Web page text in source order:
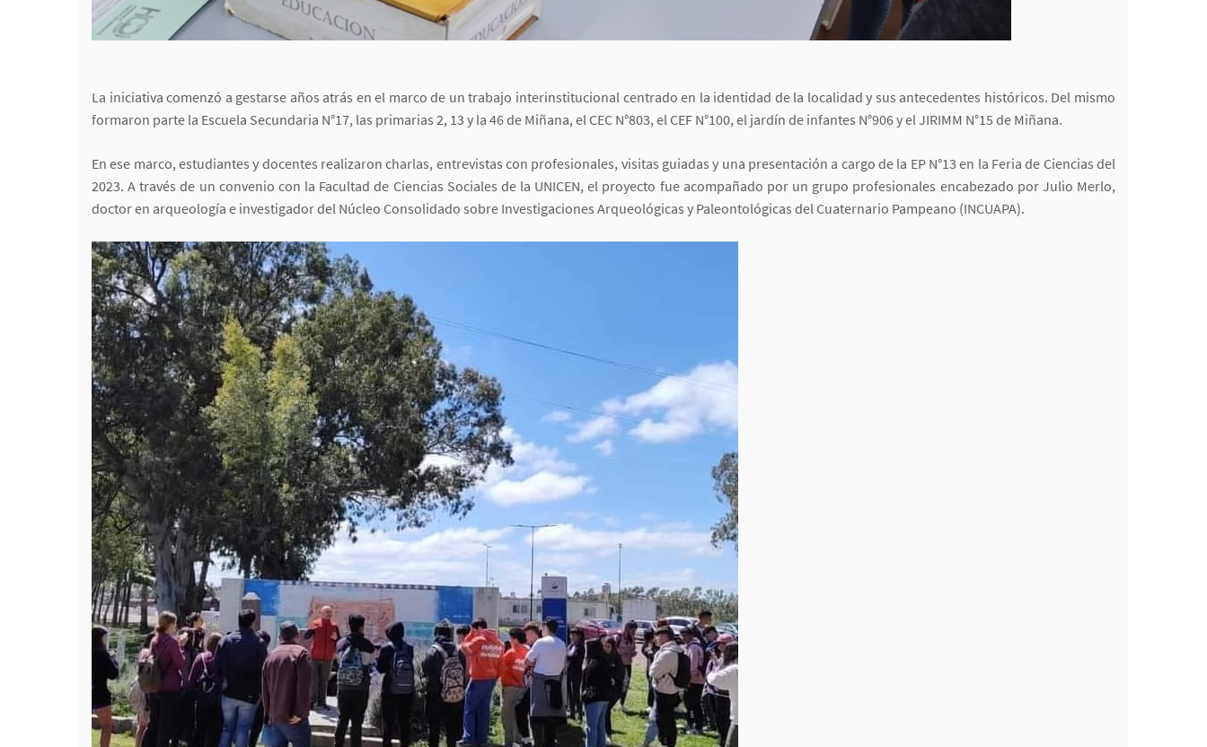
La iniciativa comenzó a gestarse años atrás en el marco de un trabajo interinstitucional centrado en la identidad de la localidad y sus antecedentes históricos. Del mismo
formaron parte la Escuela Secundaria N°17, las primarias 2, 13 y la 46 de Miñana, el CEC N°803, el CEF N°100, el jardín de infantes N°906 y el JIRIMM N°15 de Miñana.
En ese marco, estudiantes y docentes realizaron charlas, entrevistas con profesionales, visitas guiadas y una presentación a cargo de la EP N°13 en la Feria de Ciencias del
2023. A través de un convenio con la Facultad de Ciencias Sociales de la UNICEN, el proyecto fue acompañado por un grupo profesionales encabezado por Julio Merlo,
doctor en arqueología e investigador del Núcleo Consolidado sobre Investigaciones Arqueológicas y Paleontológicas del Cuaternario Pampeano (INCUAPA).